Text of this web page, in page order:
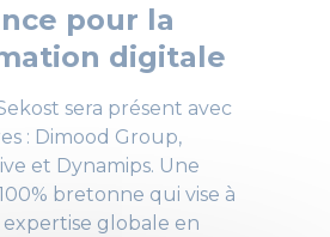
pour la
digitale
sera présent avec
: Dimood Group,
et Dynamips. Une
bretonne qui vise à
globale en